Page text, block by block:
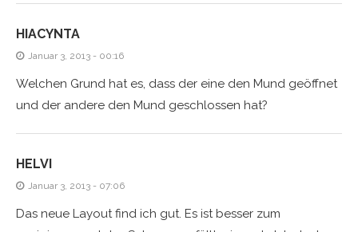
HIACYNTA
Januar 3, 2013 - 00:16
Welchen Grund hat es, dass der eine den Mund geöffnet
und der andere den Mund geschlossen hat?
HELVI
Januar 3, 2013 - 07:06
Das neue Layout find ich gut. Es ist besser zum